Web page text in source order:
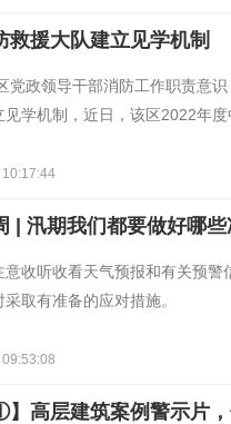
救援大队建立见学机制
党政领导干部消防工作职责意
见学机制，近日，该区2022年
| 汛期我们都要做好哪
意收听收看天气预报和有关预
取有准备的应对措施。
】高层建筑案例警示片